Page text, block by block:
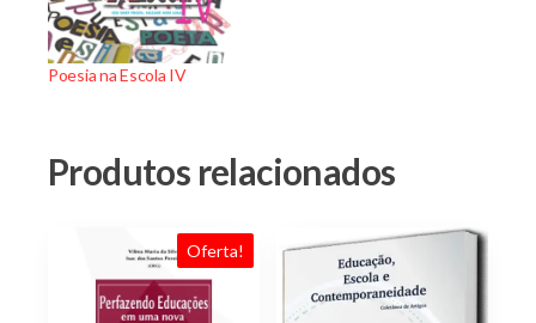
Poesia na Escola IV
Produtos relacionados
Oferta!